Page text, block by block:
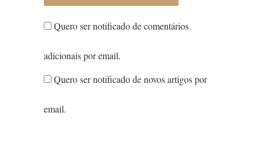
Quero ser notificado de comentários
adicionais por email.
Quero ser notificado de novos artigos por
email.